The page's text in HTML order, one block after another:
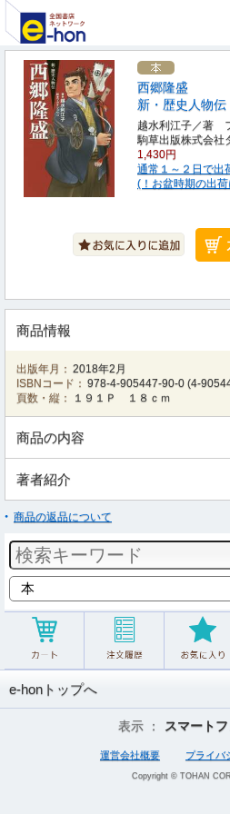
西郷隆盛
新・歴史人物
越水利江子／著
駒草出版株式会社
1,430円
通常１～２日で出
(！お盆時期の出
商品情報
出版年月： 2018年2月
ISBNコード： 978-4-905447-90-0 (4-
頁数・縦：
１９１Ｐ １８ｃｍ
商品の内容
著者紹介
商品の返品について
e-honトップへ
表示 ： スマート
運営会社概要 プライバ
Copyright © TOHAN